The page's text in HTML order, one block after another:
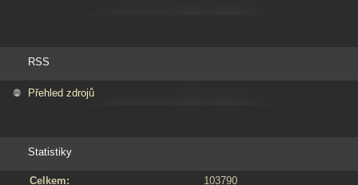
RSS
Přehled zdrojů
Statistiky
Celkem:
103790